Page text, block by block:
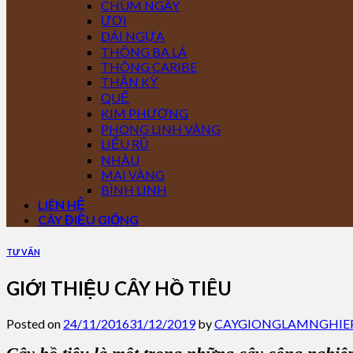
CHÙM NGÂY
ƯƠI
DÁI NGỰA
THÔNG BA LÁ
THÔNG CARIBE
THẦN KỲ
QUẾ
KIM PHƯỢNG
PHONG LINH VÀNG
LIỄU RŨ
NHÀU
MAI VÀNG
BÌNH LINH
LIÊN HỆ
CÂY ĐIỀU GIỐNG
TƯ VẤN
GIỚI THIỆU CÂY HỒ TIÊU
Posted on 24/11/201631/12/2019by